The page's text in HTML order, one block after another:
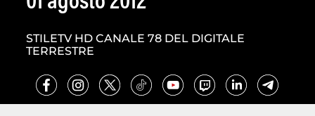
STILETV HD CANALE 78 DEL DIGITALE
TERRESTRE